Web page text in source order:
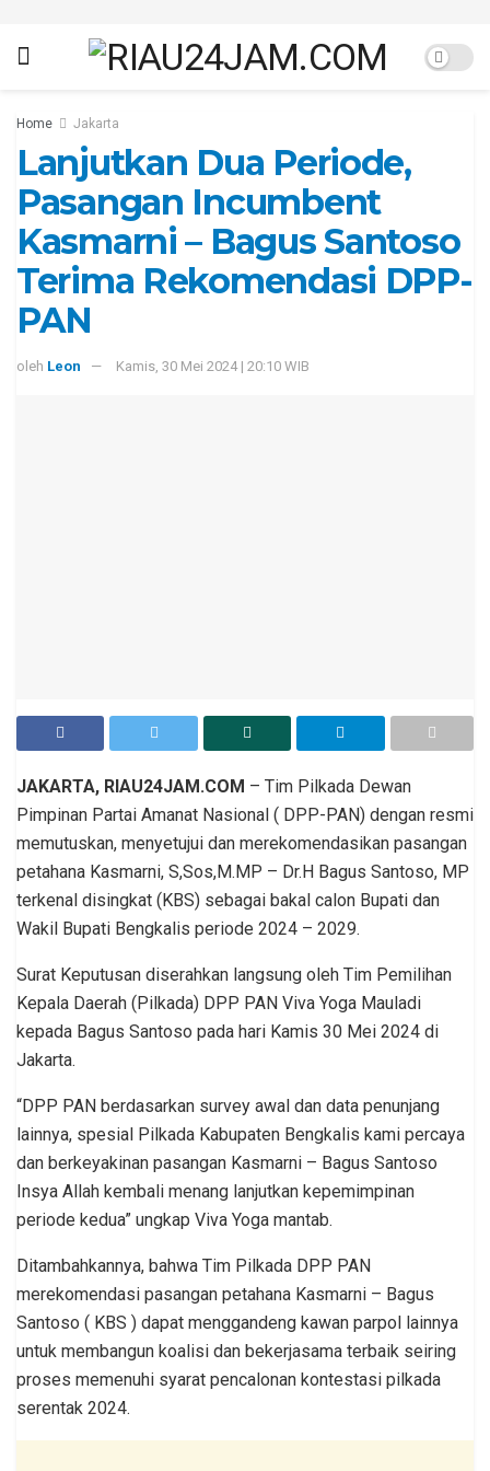
Home Jakarta
Lanjutkan Dua Periode,
Pasangan Incumbent
Kasmarni – Bagus Santoso
Terima Rekomendasi DPP-
PAN
oleh Leon Kamis, 30 Mei 2024 | 20:10 WIB
JAKARTA, RIAU24JAM.COM – Tim Pilkada Dewan
Pimpinan Partai Amanat Nasional ( DPP-PAN) dengan resmi
memutuskan, menyetujui dan merekomendasikan pasangan
petahana Kasmarni, S,Sos,M.MP – Dr.H Bagus Santoso, MP
terkenal disingkat (KBS) sebagai bakal calon Bupati dan
Wakil Bupati Bengkalis periode 2024 – 2029.
Surat Keputusan diserahkan langsung oleh Tim Pemilihan
Kepala Daerah (Pilkada) DPP PAN Viva Yoga Mauladi
kepada Bagus Santoso pada hari Kamis 30 Mei 2024 di
Jakarta.
“DPP PAN berdasarkan survey awal dan data penunjang
lainnya, spesial Pilkada Kabupaten Bengkalis kami percaya
dan berkeyakinan pasangan Kasmarni – Bagus Santoso
Insya Allah kembali menang lanjutkan kepemimpinan
periode kedua” ungkap Viva Yoga mantab.
Ditambahkannya, bahwa Tim Pilkada DPP PAN
merekomendasi pasangan petahana Kasmarni – Bagus
Santoso ( KBS ) dapat menggandeng kawan parpol lainnya
untuk membangun koalisi dan bekerjasama terbaik seiring
proses memenuhi syarat pencalonan kontestasi pilkada
serentak 2024.